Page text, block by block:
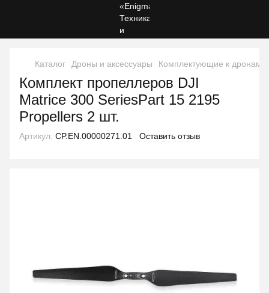
Каталог Дроны и аксессуары Комплектующие к дронам
Комплект пропеллеров DJI
Matrice 300 SeriesPart 15 2195
Propellers 2 шт.
Артикул: CP.EN.00000271.01 Оставить отзыв